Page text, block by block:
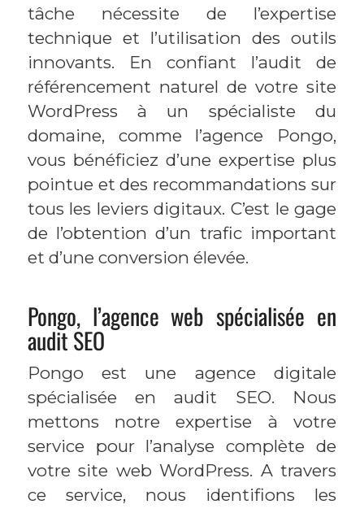
tâche nécessite de l’expertise
technique et l’utilisation des outils
innovants. En confiant l’audit de
référencement naturel de votre site
WordPress à un spécialiste du
domaine, comme l’agence Pongo,
vous bénéficiez d’une expertise plus
pointue et des recommandations sur
tous les leviers digitaux. C’est le gage
de l’obtention d’un trafic important
et d’une conversion élevée.
Pongo, l’agence web spécialisée en
audit SEO
Pongo est une agence digitale
spécialisée en audit SEO. Nous
mettons notre expertise à votre
service pour l’analyse complète de
votre site web WordPress. A travers
ce service, nous identifions les